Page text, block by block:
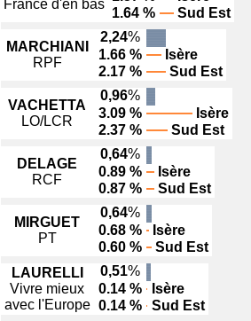
France d'en bas
1.64 %
Sud Est
MARCHIANI
RPF
2,24%
1.66 %
Isère
2.17 %
Sud Est
VACHETTA
LO/LCR
0,96%
3.09 %
Isère
2.37 %
Sud Est
DELAGE
RCF
0,64%
0.89 %
Isère
0.87 %
Sud Est
MIRGUET
PT
0,64%
0.68 %
Isère
0.60 %
Sud Est
LAURELLI
Vivre mieux
avec l'Europe
0,51%
0.14 %
Isère
0.14 %
Sud Est